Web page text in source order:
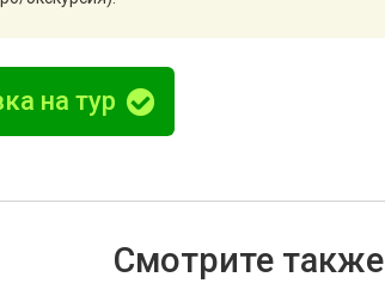
на тур
Смотрите также